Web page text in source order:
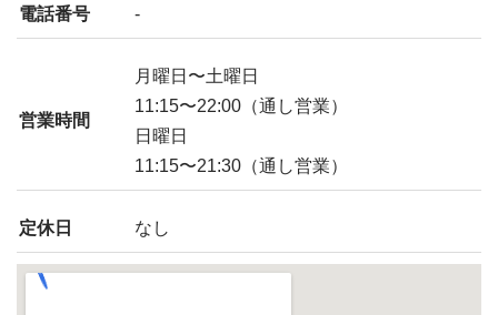
電話番号 -
営業時間
月曜日〜土曜日
11:15〜22:00（通し営業）
日曜日
11:15〜21:30（通し営業）
定休日 なし